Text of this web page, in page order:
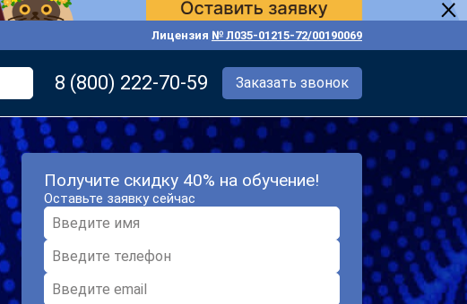
Лицензия № Л035-01215-72/00190069
8 (800) 222-70-59 Заказать звонок
Получите скидку 40% на обучение!
Оставьте заявку сейчас